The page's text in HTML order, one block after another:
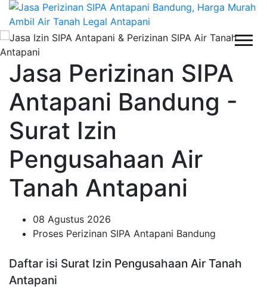
Jasa Perizinan SIPA
Antapani Bandung -
Surat Izin
Pengusahaan Air
Tanah Antapani
08 Agustus 2026
Proses Perizinan SIPA Antapani Bandung
Daftar isi Surat Izin Pengusahaan Air Tanah
Antapani